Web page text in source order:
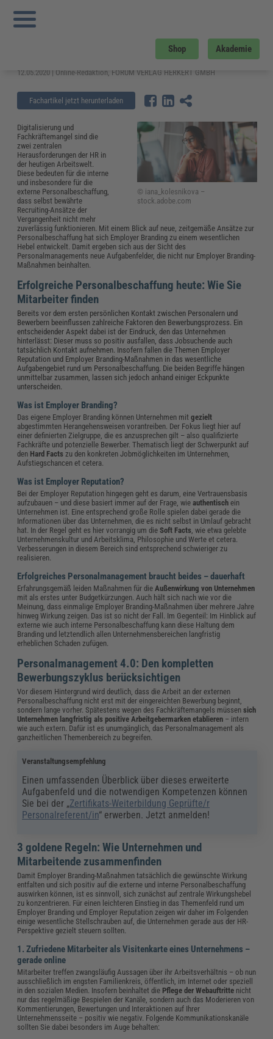
Shop Akademie
Sie sind hier:
Branding-Maßnahmen die Personalbeschaffung erleichtern
Wie Employer Branding-Maßnahmen
die Personalbeschaffung erleichtern
12.05.2020 | Online-Redaktion, FORUM VERLAG HERKERT GMBH
Fachartikel jetzt herunterladen
© iana_kolesnikova –
stock.adobe.com
Digitalisierung und
Fachkräftemangel sind die
zwei zentralen
Herausforderungen der HR in
der heutigen Arbeitswelt.
Diese bedeuten für die interne
und insbesondere für die
externe Personalbeschaffung,
dass selbst bewährte
Recruiting-Ansätze der
Vergangenheit nicht mehr
zuverlässig funktionieren. Mit einem Blick auf neue, zeitgemäße Ansätze zur
Personalbeschaffung hat sich Employer Branding zu einem wesentlichen
Hebel entwickelt. Damit ergeben sich aus der Sicht des
Personalmanagements neue Aufgabenfelder, die nicht nur Employer Branding-
Maßnahmen beinhalten.
Erfolgreiche Personalbeschaffung heute: Wie Sie
Mitarbeiter finden
Bereits vor dem ersten persönlichen Kontakt zwischen Personalern und
Bewerbern beeinflussen zahlreiche Faktoren den Bewerbungsprozess. Ein
entscheidender Aspekt dabei ist der Eindruck, den das Unternehmen
hinterlässt: Dieser muss so positiv ausfallen, dass Jobsuchende auch
tatsächlich Kontakt aufnehmen. Insofern fallen die Themen Employer
Reputation und Employer Branding-Maßnahmen in das wesentliche
Aufgabengebiet rund um Personalbeschaffung. Die beiden Begriffe hängen
unmittelbar zusammen, lassen sich jedoch anhand einiger Eckpunkte
unterscheiden.
Was ist Employer Branding?
Das eigene Employer Branding können Unternehmen mitgezielt
abgestimmten Herangehensweisen vorantreiben. Der Fokus liegt hier auf
einer definierten Zielgruppe, die es anzusprechen gilt – also qualifizierte
Fachkräfte und potenzielle Bewerber. Thematisch liegt der Schwerpunkt auf
den Hard Facts zu den konkreten Jobmöglichkeiten im Unternehmen,
Aufstiegschancen et cetera.
Was ist Employer Reputation?
Bei der Employer Reputation hingegen geht es darum, eine Vertrauensbasis
aufzubauen – und diese basiert immer auf der Frage, wieauthentisch ein
Unternehmen ist. Eine entsprechend große Rolle spielen dabei gerade die
Informationen über das Unternehmen, die es nicht selbst in Umlauf gebracht
hat. In der Regel geht es hier vorrangig um dieSoft Facts, wie etwa gelebte
Unternehmenskultur und Arbeitsklima, Philosophie und Werte et cetera.
Verbesserungen in diesem Bereich sind entsprechend schwieriger zu
realisieren.
Erfolgreiches Personalmanagement braucht beides – dauerhaft
Erfahrungsgemäß leiden Maßnahmen für dieAußenwirkung von Unternehmen
mit als erstes unter Budgetkürzungen. Auch hält sich nach wie vor die
Meinung, dass einmalige Employer Branding-Maßnahmen über mehrere Jahre
hinweg Wirkung zeigen. Das ist so nicht der Fall. Im Gegenteil: Im Hinblick auf
externe wie auch interne Personalbeschaffung kann diese Haltung dem
Branding und letztendlich allen Unternehmensbereichen langfristig
erheblichen Schaden zufügen.
Personalmanagement 4.0: Den kompletten
Bewerbungszyklus berücksichtigen
Vor diesem Hintergrund wird deutlich, dass die Arbeit an der externen
Personalbeschaffung nicht erst mit der eingereichten Bewerbung beginnt,
sondern lange vorher. Spätestens wegen des Fachkräftemangels müssensich
Unternehmen langfristig als positive Arbeitgebermarken etablieren – intern
wie auch extern. Dafür ist es unumgänglich, das Personalmanagement als
ganzheitlichen Themenbereich zu begreifen.
Veranstaltungsempfehlung
Einen umfassenden Überblick über dieses erweiterte
Aufgabenfeld und die notwendigen Kompetenzen können
Sie bei der „Zertifikats-Weiterbildung Geprüfte/r
Personalreferent/in“ erwerben. Jetzt anmelden!
3 goldene Regeln: Wie Unternehmen und
Mitarbeitende zusammenfinden
Damit Employer Branding-Maßnahmen tatsächlich die gewünschte Wirkung
entfalten und sich positiv auf die externe und interne Personalbeschaffung
auswirken können, ist es sinnvoll, sich zunächst auf zentrale Wirkungshebel
zu konzentrieren. Für einen leichteren Einstieg in das Themenfeld rund um
Employer Branding und Employer Reputation zeigen wir daher im Folgenden
einige wesentliche Stellschrauben auf, die Unternehmen gerade aus der HR-
Perspektive gezielt steuern sollten.
1. Zufriedene Mitarbeiter als Visitenkarte eines Unternehmens –
gerade online
Mitarbeiter treffen zwangsläufig Aussagen über ihr Arbeitsverhältnis – ob nun
ausschließlich im engsten Familienkreis, öffentlich, im Internet oder speziell
in den sozialen Medien. Insofern beinhaltet die Pflege der Webauftritte nicht
nur das regelmäßige Bespielen der Kanäle, sondern auch das Moderieren von
Kommentierungen, Bewertungen und Interaktionen auf Ihrer
Unternehmensseite – positiv wie negativ. Folgende Kommunikationskanäle
sollten Sie dabei besonders im Auge behalten: